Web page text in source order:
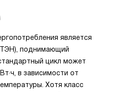
является
поднимающий
цикл может
в зависимости от
Хотя класс